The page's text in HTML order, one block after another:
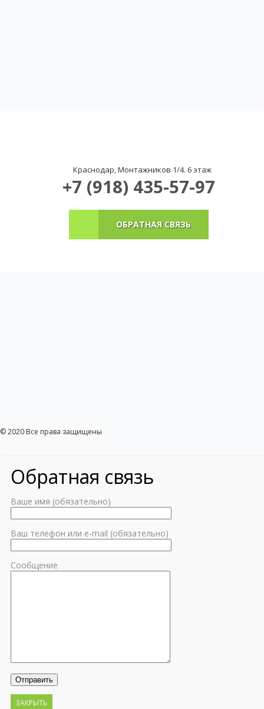
Краснодар, Монтажников 1/4. 6 этаж
+7 (918) 435-57-97
ОБРАТНАЯ СВЯЗЬ
© 2020 Все права защищены
Обратная связь
Ваше имя (обязательно)
Ваш телефон или e-mail (обязательно)
Сообщение
ЗАКРЫТЬ